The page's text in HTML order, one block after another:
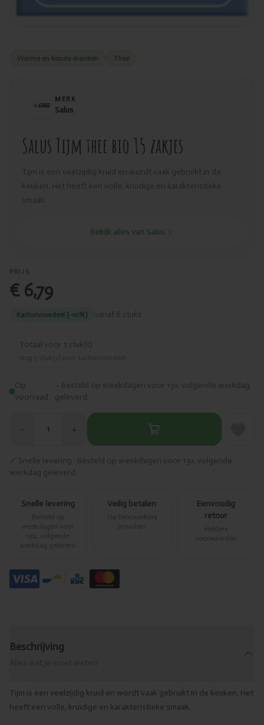
Warme en koude dranken Thee
MERK
Salus
Salus Tijm thee bio 15 zakjes
Tijm is een veelzijdig kruid en wordt vaak gebruikt in de
keuken. Het heeft een volle, kruidige en karakteristieke
smaak.
Bekijk alles van Salus
PRIJS
€ 6,79
Kartonvoordeel (-10%) vanaf 6 stuks
Totaal voor 1 stuk(s)
Op
voorraad
– Besteld op weekdagen voor 13u, volgende werkdag
geleverd
− 1 +
✓ Snelle levering · Besteld op weekdagen voor 13u, volgende
werkdag geleverd
Snelle levering
Besteld op
weekdagen voor
13u, volgende
werkdag geleverd
Veilig betalen
Via betrouwbare
providers
Eenvoudig
retour
Heldere
voorwaarden
Beschrijving
Tijm is een veelzijdig kruid en wordt vaak gebruikt in de keuken. Het
heeft een volle, kruidige en karakteristieke smaak.